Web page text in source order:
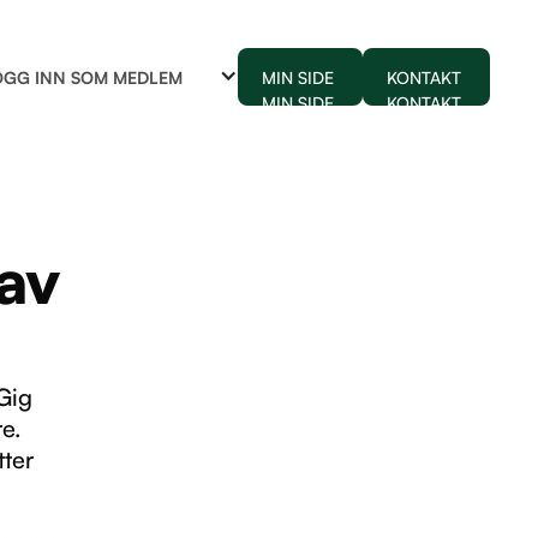
INN SOM MEDLEM
MIN SIDE
MIN SIDE
KONTAKT
KONTAKT